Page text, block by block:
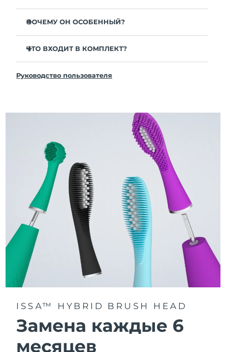
ПОЧЕМУ ОН ОСОБЕННЫЙ?
рта улучшается на 140% всего за 1 месяц.
Клинически доказано, что issa™ 4 удаляет на 30%
Гибридная насадка служит в 2 раза дольше -
требуется замена всего 1 раз в 6 месяцев.
3 режима чистки: Deep Clean, Whitening и Sensitive.
Технология Sonic Pulse обеспечивает 11 000
пульсаций в минуту для глубокого и бережного
очищения всей полости рта.
Получите доступ к индивидуальным режимам
чистки через приложение FOREO For You.
ЧТО ВХОДИТ В КОМПЛЕКТ?
Кабель для зарядки USB
Инструкция пользователя issa™
Руководство пользователя
ISSA™ HYBRID BRUSH HEAD
Замена каждые 6
месяцев